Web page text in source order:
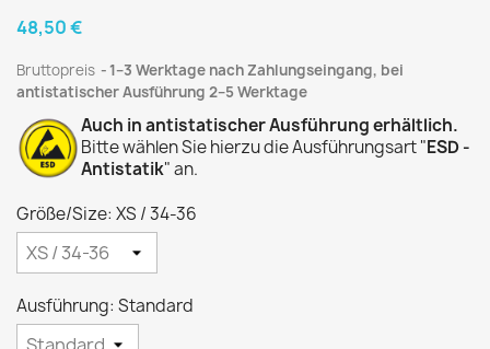
48,50 €
Bruttopreis
1–3 Werktage nach Zahlungseingang, bei
antistatischer Ausführung 2–5 Werktage
Auch in antistatischer Ausführung erhältlich.
Bitte wählen Sie hierzu die Ausführungsart "ESD -
Antistatik" an.
Größe/Size: XS / 34-36
Ausführung: Standard